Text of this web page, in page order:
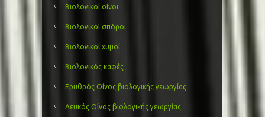
Βιολογικοί οίνοι
Βιολογικοί σπόροι
Βιολογικοί χυμοί
Βιολογικός καφές
Ερυθρός Οίνος βιολογικής γεωργίας
Λευκός Οίνος βιολογικής γεωργίας